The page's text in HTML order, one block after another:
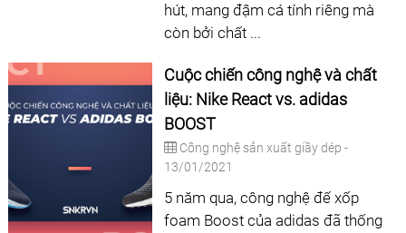
hút, mang đậm cá tính riêng mà
còn bởi chất ...
Cuộc chiến công nghệ và chất
liệu: Nike React vs. adidas
BOOST
Công nghệ sản xuất giầy dép -
13/01/2021
5 năm qua, công nghệ đế xốp
foam Boost của adidas đã thống